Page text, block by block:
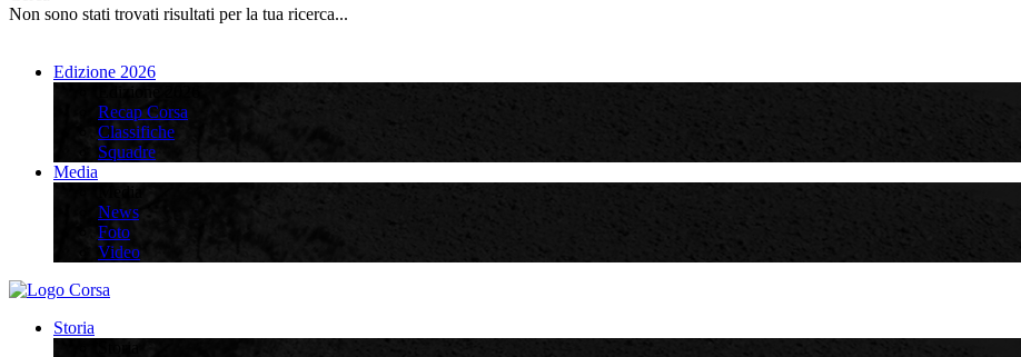
Non sono stati trovati risultati per la tua ricerca...
Edizione 2026
Recap Corsa
Classifiche
Squadre
Media
News
Foto
Video
Storia